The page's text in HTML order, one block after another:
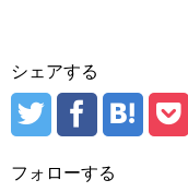
シェアする
フォローする